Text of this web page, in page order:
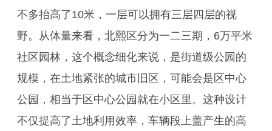
不多抬高了10米，一层可以拥有三层四层的视
野。从体量来看，北熙区分为一二三期，6万平米
社区园林，这个概念细化来说，是街道级公园的
规模，在土地紧张的城市旧区，可能会是区中心
公园，相当于区中心公园就在小区里。这种设计
不仅提高了土地利用效率，车辆段上盖产生的高